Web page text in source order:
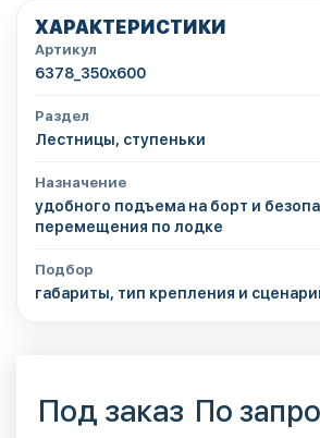
ХАРАКТЕРИСТИКИ
Артикул
6378_350x600
Раздел
Лестницы, ступеньки
Назначение
удобного подъема на борт и
перемещения по лодке
Подбор
габариты, тип крепления и
Под заказ По